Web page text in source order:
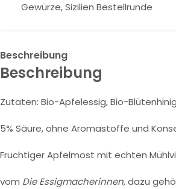
Gewürze,Sizilien Bestellrunde
Beschreibung
Beschreibung
Zutaten: Bio-Apfelessig, Bio-
5% Säure, ohne Aromastoffe und
Fruchtiger Apfelmost mit echten
vom Die Essigmacherinnen, dazu